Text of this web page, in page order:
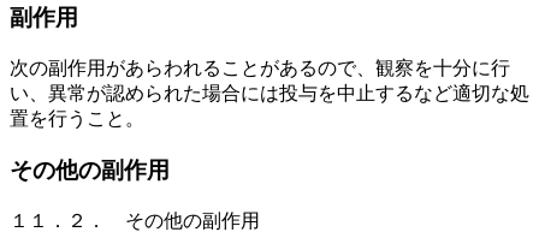
副作用
次の副作用があらわれることがあるので、観察を十分に行
い、異常が認められた場合には投与を中止するなど適切な処
置を行うこと。
その他の副作用
１１．２． その他の副作用